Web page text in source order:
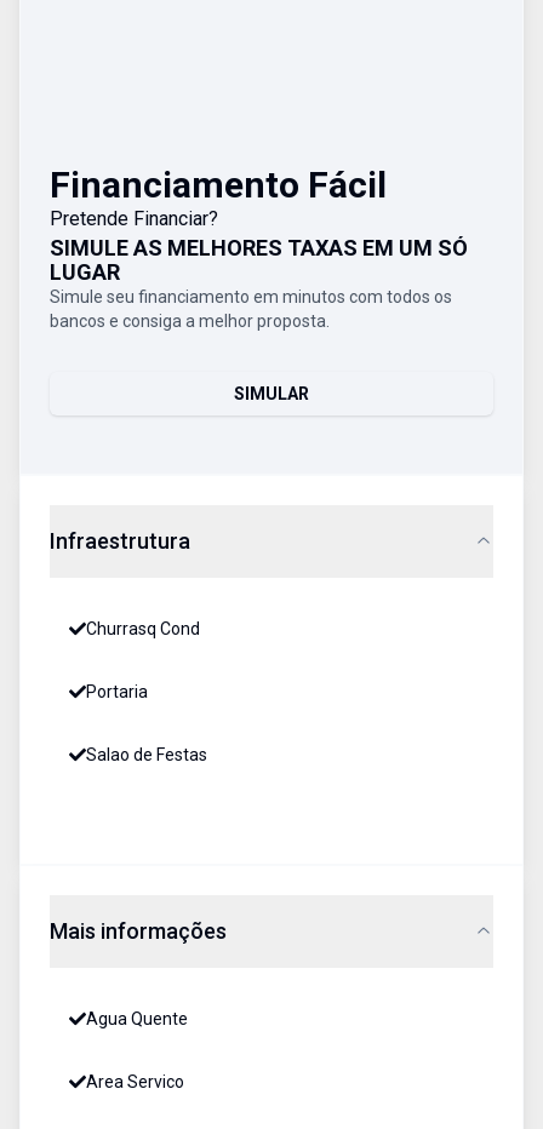
Financiamento Fácil
Pretende Financiar?
SIMULE AS MELHORES TAXAS EM UM SÓ
LUGAR
Simule seu financiamento em minutos com todos os
bancos e consiga a melhor proposta.
SIMULAR
Infraestrutura
Churrasq Cond
Portaria
Salao de Festas
Mais informações
Agua Quente
Area Servico